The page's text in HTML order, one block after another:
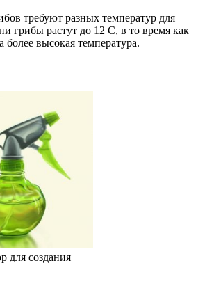
требуют разных температур для
грибы растут до 12 С, в то время как
более высокая температура.
для создания